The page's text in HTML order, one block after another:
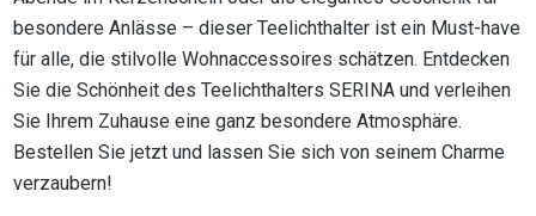
besondere Anlässe – dieser Teelichthalter ist ein Must-have
für alle, die stilvolle Wohnaccessoires schätzen. Entdecken
Sie die Schönheit des Teelichthalters SERINA und verleihen
Sie Ihrem Zuhause eine ganz besondere Atmosphäre.
Bestellen Sie jetzt und lassen Sie sich von seinem Charme
verzaubern!